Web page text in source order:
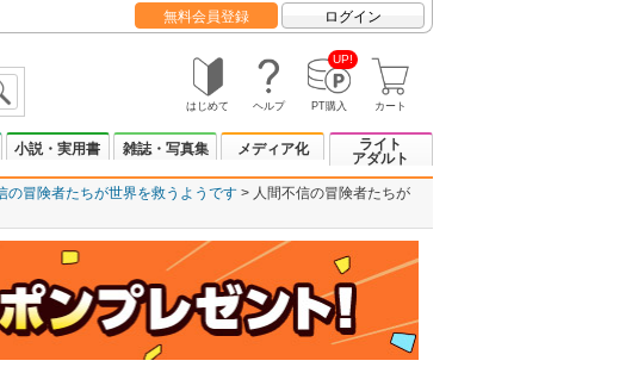
無料会員登録 ログイン
はじめて ヘルプ
UP!
PT購入 カート
小説・実用書 雑誌・写真集 メディア化
ライト
アダルト
の冒険者たちが世界を救うようです
人間不信の冒険者たちが